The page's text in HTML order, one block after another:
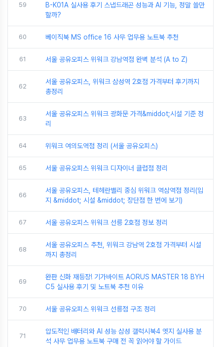
59
B-K01A 실사용 후기 스냅드래곤 성능과 AI 기능, 정말 쓸만
할까?
60 베이직북 MS office 16 사무 업무용 노트북 추천
61 서울 공유오피스 위워크 강남역점 완벽 분석 (A to Z)
62
서울 공유오피스, 위워크 삼성역 2호점 가격부터 후기까지
총정리
63
서울 공유오피스 위워크 광화문 가격&middot;시설 기준 정
리
64 위워크 여의도역점 정리 (서울 공유오피스)
65 서울 공유오피스 위워크 디자이너 클럽점 정리
66
서울 공유오피스, 테헤란밸리 중심 위워크 역삼역점 정리(입
지 &middot; 시설 &middot; 장단점 한 번에 보기)
67 서울 공유오피스 위워크 선릉 2호점 정보 정리
68
서울 공유오피스 추천, 위워크 강남역 2호점 가격부터 시설
까지 총정리
69
완판 신화 재등장! 기가바이트 AORUS MASTER 18 BYH
C5 실사용 후기 및 노트북 추천 이유
70 서울 공유오피스 위워크 선릉점 구조 정리
71
압도적인 배터리와 AI 성능 삼성 갤럭시북4 엣지 실사용 분
석 사무 업무용 노트북 구매 전 꼭 읽어야 할 가이드